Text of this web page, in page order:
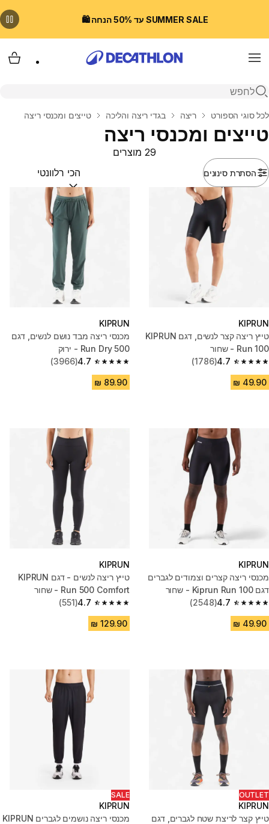
SUMMER SALE עד 50% הנחה 🛍️
Menu
פתיחת חיפוש
בית
לכל סוגי הספורט ריצה בגדי ריצה והליכה טייצים ומכנסי ריצה
טייצים ומכנסי ריצה
הסתרת סינונים
29 מוצרים
מיין לפי:(optional)
KIPRUN
טייץ ריצה קצר לנשים, דגם KIPRUN
Run 100 - שחור
4.7
4.7 out of 5 stars from 1786 reviews
(1786)
KIPRUN
מכנסי ריצה מבד נושם לנשים, דגם
500 Run Dry - ירוק
4.7
4.7 out of 5 stars from 3966 reviews
(3966)
KIPRUN
מכנסי ריצה קצרים וצמודים לגברים
דגם Kiprun Run 100 - שחור
4.7
4.7 out of 5 stars from 2548 reviews
(2548)
KIPRUN
טייץ ריצה לנשים - דגם KIPRUN
Run 500 Comfort - שחור
4.7
4.7 out of 5 stars from 551 reviews
(551)
OUTLET
KIPRUN
טייץ קצר לריצת שטח לגברים, דגם
SALE
KIPRUN
מכנסי ריצה נושמים לגברים KIPRUN